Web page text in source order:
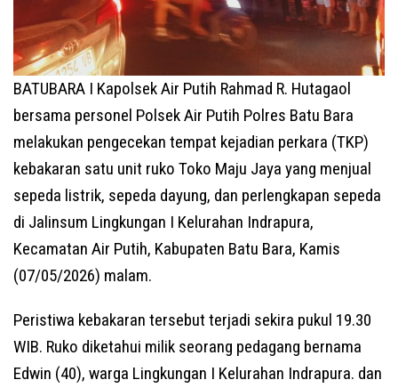
BATUBARA I Kapolsek Air Putih Rahmad R. Hutagaol
bersama personel Polsek Air Putih Polres Batu Bara
melakukan pengecekan tempat kejadian perkara (TKP)
kebakaran satu unit ruko Toko Maju Jaya yang menjual
sepeda listrik, sepeda dayung, dan perlengkapan sepeda
di Jalinsum Lingkungan I Kelurahan Indrapura,
Kecamatan Air Putih, Kabupaten Batu Bara, Kamis
(07/05/2026) malam.
Peristiwa kebakaran tersebut terjadi sekira pukul 19.30
WIB. Ruko diketahui milik seorang pedagang bernama
Edwin (40), warga Lingkungan I Kelurahan Indrapura. dan